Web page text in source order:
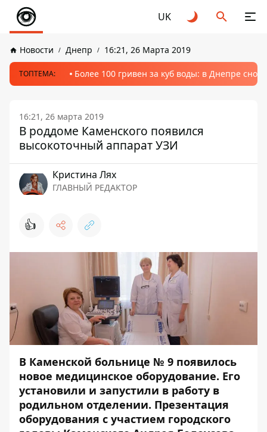
UK
Новости Днепр 16:21, 26 Марта 2019
ТОПТЕМА: Более 100 гривен за куб воды: в Днепре
16:21, 26 марта 2019
В роддоме Каменского появился
высокоточный аппарат УЗИ
Кристина Лях
ГЛАВНЫЙ РЕДАКТОР
👍
В Каменской больнице № 9 появилось
новое медицинское оборудование. Его
установили и запустили в работу в
родильном отделении. Презентация
оборудования с участием городского